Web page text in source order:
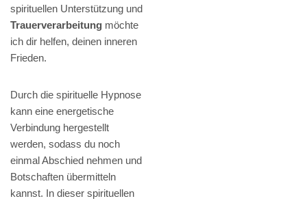
spirituellen Unterstützung und
Trauerverarbeitung möchte
ich dir helfen, deinen inneren
Frieden.
Durch die spirituelle Hypnose
kann eine energetische
Verbindung hergestellt
werden, sodass du noch
einmal Abschied nehmen und
Botschaften übermitteln
kannst. In dieser spirituellen